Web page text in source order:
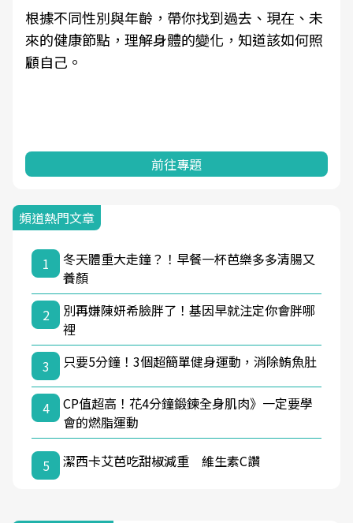
根據不同性別與年齡，帶你找到過去、現在、未
來的健康節點，理解身體的變化，知道該如何照
顧自己。
前往專題
頻道熱門文章
1
冬天體重大走鐘？！早餐一杯芭樂多多清腸又
養顏
2
別再嫌陳妍希臉胖了！基因早就注定你會胖哪
裡
3
只要5分鐘！3個超簡單健身運動，消除鮪魚肚
4
CP值超高！花4分鐘鍛鍊全身肌肉》一定要學
會的燃脂運動
5 潔西卡艾芭吃甜椒減重 維生素C讚